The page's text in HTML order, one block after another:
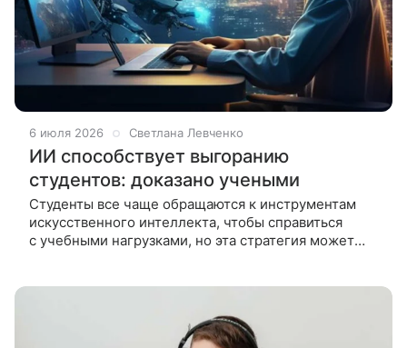
6 июля 2026 Светлана Левченко
ИИ способствует выгоранию
студентов: доказано учеными
Студенты все чаще обращаются к инструментам
искусственного интеллекта, чтобы справиться
с учебными нагрузками, но эта стратегия может